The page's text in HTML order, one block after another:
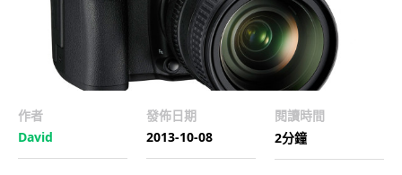
作者
David
發佈日期
2013-10-08
閱讀時間
2分鐘